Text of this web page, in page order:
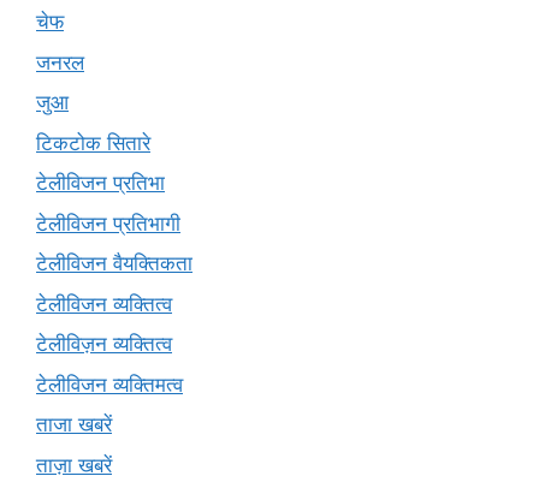
चेफ
जनरल
जुआ
टिकटोक सितारे
टेलीविजन प्रतिभा
टेलीविजन प्रतिभागी
टेलीविजन वैयक्तिकता
टेलीविजन व्यक्तित्व
टेलीविज़न व्यक्तित्व
टेलीविजन व्यक्तिमत्व
ताजा खबरें
ताज़ा खबरें